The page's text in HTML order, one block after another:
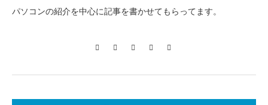
パソコンの紹介を中心に記事を書かせてもらってます。